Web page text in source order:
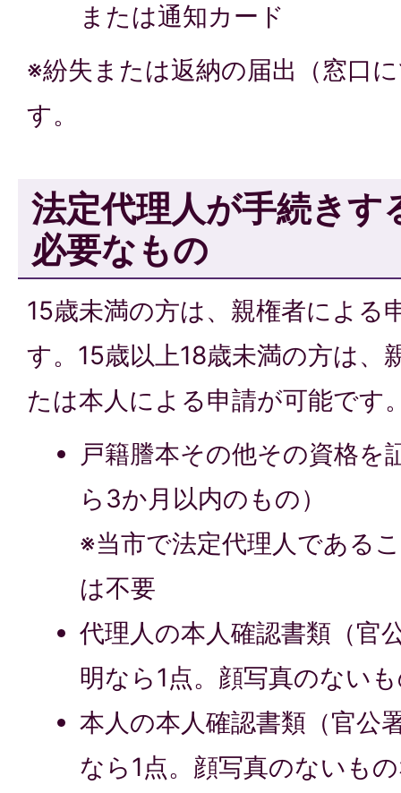
または通知カード
※紛失または返納の届出（窓口
す。
法定代理人が手続きす
必要なもの
15歳未満の方は、親権者による
す。15歳以上18歳未満の方は、
たは本人による申請が可能です
戸籍謄本その他その資格を
ら3か月以内のもの）
※当市で法定代理人である
は不要
代理人の本人確認書類（官
明なら1点。顔写真のない
本人の本人確認書類（官公
なら1点。顔写真のないも